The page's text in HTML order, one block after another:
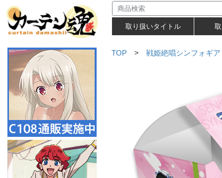
取り扱いタイトル
TOP > 戦姫絶唱シンフォギ